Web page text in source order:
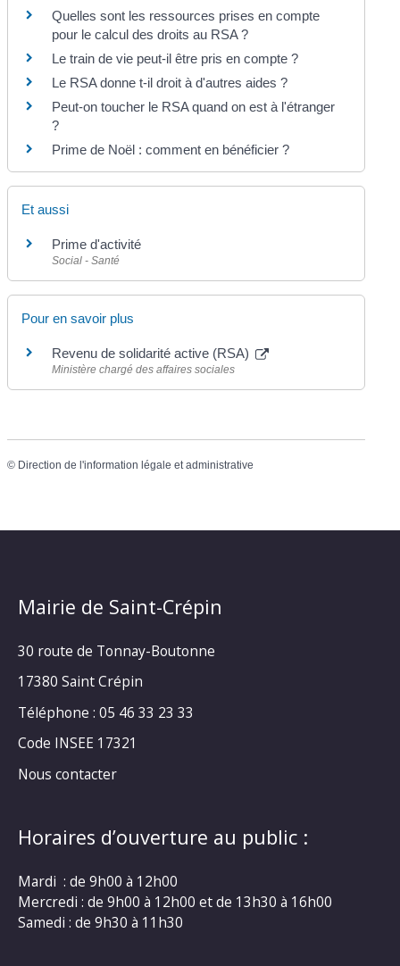
Quelles sont les ressources prises en compte
pour le calcul des droits au RSA ?
Le train de vie peut-il être pris en compte ?
Le RSA donne t-il droit à d'autres aides ?
Peut-on toucher le RSA quand on est à l'étranger
?
Prime de Noël : comment en bénéficier ?
Et aussi
Prime d'activité
Social - Santé
Pour en savoir plus
Revenu de solidarité active (RSA)
Ministère chargé des affaires sociales
© Direction de l'information légale et administrative
Mairie de Saint-Crépin
30 route de Tonnay-Boutonne
17380 Saint Crépin
Téléphone : 05 46 33 23 33
Code INSEE 17321
Nous contacter
Horaires d’ouverture au public :
Mardi : de 9h00 à 12h00
Mercredi : de 9h00 à 12h00 et de 13h30 à 16h00
Samedi : de 9h30 à 11h30